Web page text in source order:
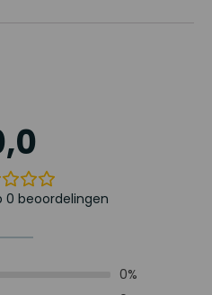
0 beoordelingen
0%